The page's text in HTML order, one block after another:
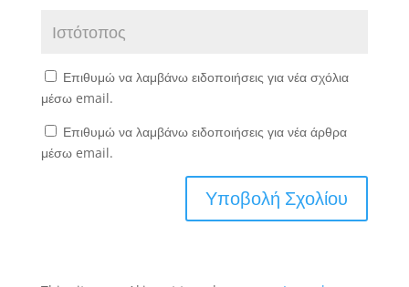
Επιθυμώ να λαμβάνω ειδοποιήσεις για νέα σχόλια
μέσω email.
Επιθυμώ να λαμβάνω ειδοποιήσεις για νέα άρθρα
μέσω email.